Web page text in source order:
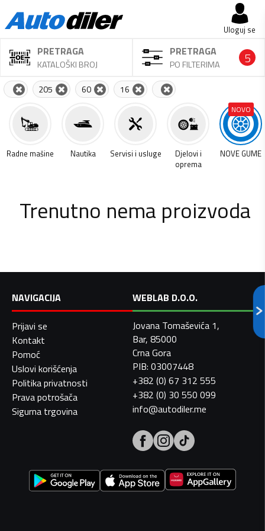
Uloguj se
PRETRAGA
KATALOŠKI BROJ
PRETRAGA
PO FILTERIMA 5
205 60 16
Radne mašine Nautika Servisi i usluge
Djelovi i
oprema
NOVO
NOVE GUME
Trenutno nema proizvoda
NAVIGACIJA
Prijavi se
Kontakt
Pomoć
Uslovi korišćenja
Politika privatnosti
Prava potrošača
Sigurna trgovina
WEBLAB D.O.O.
Jovana Tomaševića 1,
Bar, 85000
Crna Gora
PIB: 03007448
+382 (0) 67 312 555
+382 (0) 30 550 099
info@autodiler.me